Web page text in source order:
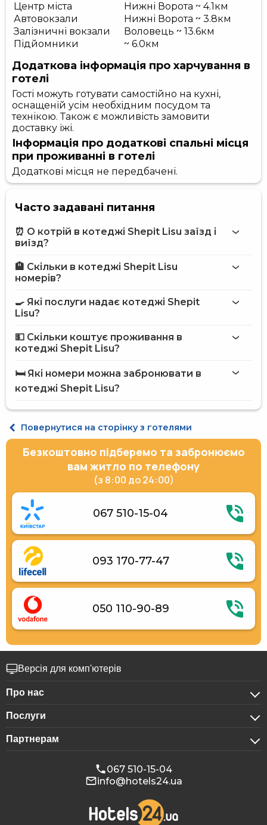
Центр міста
Нижні Ворота ~ 4.1км
Автовокзали
Нижні Ворота ~ 3.8км
Залізничні вокзали
Воловець ~ 13.6км
Підйомники
~ 6.0км
Додаткова інформація про харчування в
готелі
Гості можуть готувати самостійно на кухні,
оснащеній усім необхідним посудом та
технікою. Також є можливість замовити
доставку їжі.
Інформація про додаткові спальні місця
при проживанні в готелі
Додаткові місця не передбачені.
Часто задавані питання
⏰ О котрій в котеджі Shepit Lisu заїзд і
виїзд?
Більше інформації про Котедж Shepit Lisu
🏨 Скільки в котеджі Shepit Lisu
номерів?
🍳 Які послуги надає котеджі Shepit
Lisu?
Інтернет
Пральня
Сауна
Чан
Мангал
Басейн для сауни
Тераса
Місце для пікніка
Альтанки
Розміщення з тваринами (до 3 кг)
Безкоштовний трансфер
Каркасний басейн
Прибирання номерів за запитом
Вихід до водойми
💵 Скільки коштує проживання в
котеджі Shepit Lisu?
на сайті Hotels24.ua
🛏️ Які номери можна забронювати в
котеджі Shepit Lisu?
Котедж 9-місний
Повернутися на сторінку з готелями
Безкоштовно підберемо та забронюємо
вам житло по телефону
(з 8:00 до 24:00)
067 510-15-04
093 170-77-47
050 110-90-89
Версія для комп'ютерів
Про нас
Про компанію
Конфіденційність
Наші партнери
Реклама на Hotels24
Послуги
Для бізнес-клієнтів
Бронювання для груп
Конференц-зали
Партнерам
Програма для афіліатів
067 510-15-04
info@hotels24.ua